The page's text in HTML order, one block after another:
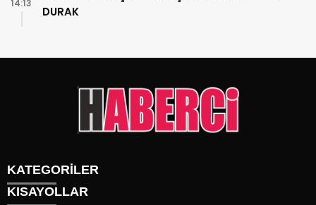
DURAK
14:13
KATEGORİLER
KISAYOLLAR